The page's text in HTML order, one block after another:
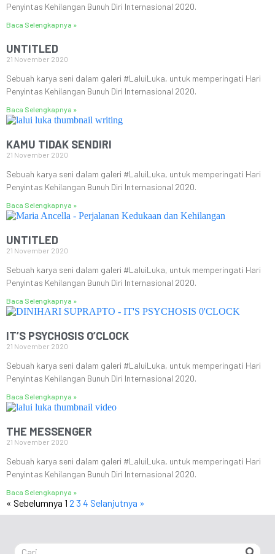
Penyintas Kehilangan Bunuh Diri Internasional 2020.
Baca Selengkapnya »
UNTITLED
21 November 2020
Sebuah karya seni dalam galeri #LaluiLuka, untuk memperingati Hari
Penyintas Kehilangan Bunuh Diri Internasional 2020.
Baca Selengkapnya »
KAMU TIDAK SENDIRI
21 November 2020
Sebuah karya seni dalam galeri #LaluiLuka, untuk memperingati Hari
Penyintas Kehilangan Bunuh Diri Internasional 2020.
Baca Selengkapnya »
UNTITLED
21 November 2020
Sebuah karya seni dalam galeri #LaluiLuka, untuk memperingati Hari
Penyintas Kehilangan Bunuh Diri Internasional 2020.
Baca Selengkapnya »
IT’S PSYCHOSIS O’CLOCK
21 November 2020
Sebuah karya seni dalam galeri #LaluiLuka, untuk memperingati Hari
Penyintas Kehilangan Bunuh Diri Internasional 2020.
Baca Selengkapnya »
THE MESSENGER
21 November 2020
Sebuah karya seni dalam galeri #LaluiLuka, untuk memperingati Hari
Penyintas Kehilangan Bunuh Diri Internasional 2020.
Baca Selengkapnya »
« Sebelumnya 1 2 3 4 Selanjutnya »